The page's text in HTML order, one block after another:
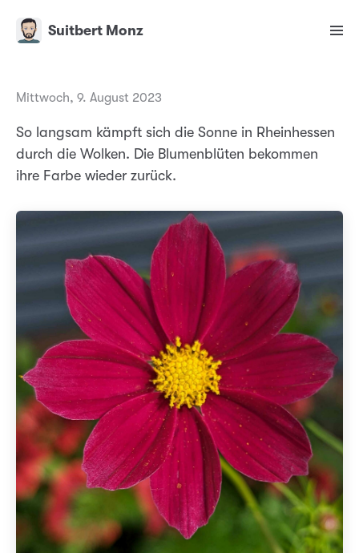
Suitbert Monz
Mittwoch, 9. August 2023
So langsam kämpft sich die Sonne in Rheinhessen
durch die Wolken. Die Blumenblüten bekommen
ihre Farbe wieder zurück.